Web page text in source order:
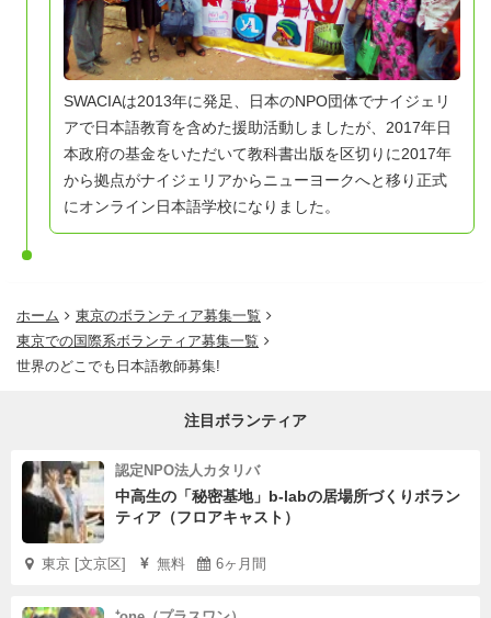
SWACIAは2013年に発足、日本のNPO団体でナイジェリ
アで日本語教育を含めた援助活動しましたが、2017年日
本政府の基金をいただいて教科書出版を区切りに2017年
から拠点がナイジェリアからニューヨークへと移り正式
にオンライン日本語学校になりました。
ホーム
東京のボランティア募集一覧
東京での国際系ボランティア募集一覧
世界のどこでも日本語教師募集!
注目ボランティア
認定NPO法人カタリバ
中高生の「秘密基地」b-labの居場所づくりボラン
ティア（フロアキャスト）
東京 [文京区] 無料 6ヶ月間